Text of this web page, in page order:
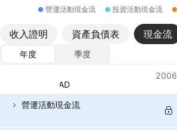
營運活動現金流
投資活動現金流
收入證明 資產負債表 現金流
年度
季度
貨幣：CAD
2006
營運活動現金流